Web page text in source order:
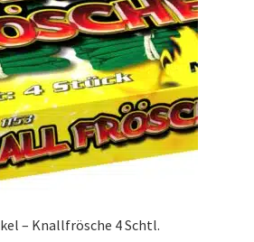
– Knallfrösche 4 Schtl.